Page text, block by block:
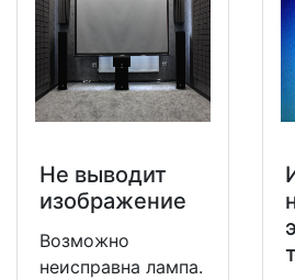
Не выводит
изображение
Возможно
неисправна лампа.